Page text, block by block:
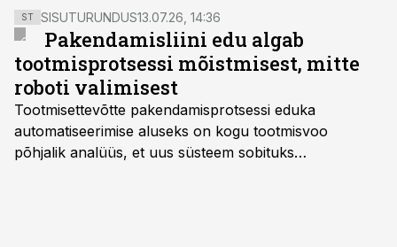
ei ole ka mitmed kohalikud tootjad võimelised senisel
moel jätkama.
ST SISUTURUNDUS13.07.26, 14:36
Pakendamisliini edu algab
tootmisprotsessi mõistmisest, mitte
roboti valimisest
Tootmisettevõtte pakendamisprotsessi eduka
automatiseerimise aluseks on kogu tootmisvoo
põhjalik analüüs, et uus süsteem sobituks